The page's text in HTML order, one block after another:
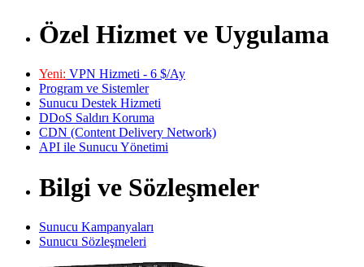
Özel Hizmet ve Uygulama
Yeni: VPN Hizmeti - 6 $/Ay
Program ve Sistemler
Sunucu Destek Hizmeti
DDoS Saldırı Koruma
CDN (Content Delivery Network)
API ile Sunucu Yönetimi
Bilgi ve Sözleşmeler
Sunucu Kampanyaları
Sunucu Sözleşmeleri